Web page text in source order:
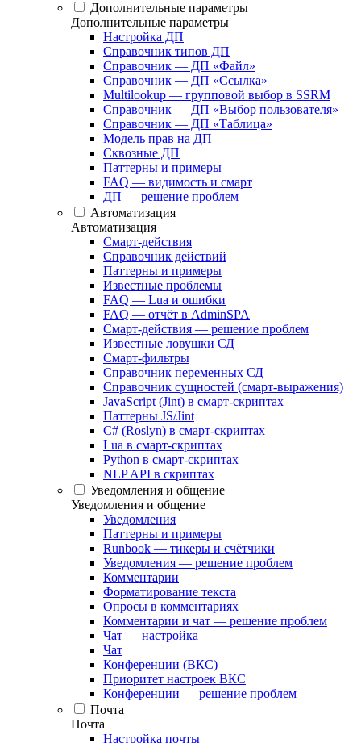
Дополнительные параметры
Дополнительные параметры
Настройка ДП
Справочник типов ДП
Справочник — ДП «Файл»
Справочник — ДП «Ссылка»
Multilookup — групповой выбор в SSRM
Справочник — ДП «Выбор пользователя»
Справочник — ДП «Таблица»
Модель прав на ДП
Сквозные ДП
Паттерны и примеры
FAQ — видимость и смарт
ДП — решение проблем
Автоматизация
Автоматизация
Смарт-действия
Справочник действий
Паттерны и примеры
Известные проблемы
FAQ — Lua и ошибки
FAQ — отчёт в AdminSPA
Смарт-действия — решение проблем
Известные ловушки СД
Смарт-фильтры
Справочник переменных СД
Справочник сущностей (смарт-выражения)
JavaScript (Jint) в смарт-скриптах
Паттерны JS/Jint
C# (Roslyn) в смарт-скриптах
Lua в смарт-скриптах
Python в смарт-скриптах
NLP API в скриптах
Уведомления и общение
Уведомления и общение
Уведомления
Паттерны и примеры
Runbook — тикеры и счётчики
Уведомления — решение проблем
Комментарии
Форматирование текста
Опросы в комментариях
Комментарии и чат — решение проблем
Чат — настройка
Чат
Конференции (ВКС)
Приоритет настроек ВКС
Конференции — решение проблем
Почта
Почта
Настройка почты